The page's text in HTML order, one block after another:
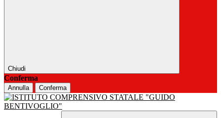
Chiudi
Conferma
Annulla Conferma